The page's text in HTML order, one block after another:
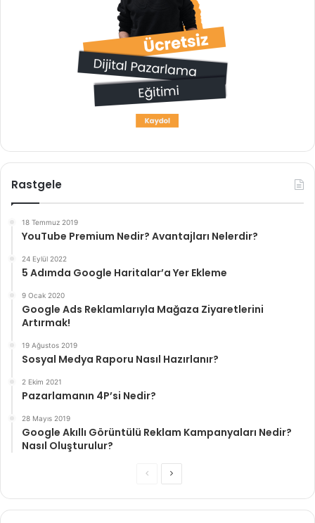
Rastgele
18 Temmuz 2019
YouTube Premium Nedir? Avantajları Nelerdir?
24 Eylül 2022
5 Adımda Google Haritalar’a Yer Ekleme
9 Ocak 2020
Google Ads Reklamlarıyla Mağaza Ziyaretlerini
Artırmak!
19 Ağustos 2019
Sosyal Medya Raporu Nasıl Hazırlanır?
2 Ekim 2021
Pazarlamanın 4P’si Nedir?
28 Mayıs 2019
Google Akıllı Görüntülü Reklam Kampanyaları Nedir?
Nasıl Oluşturulur?
ÖncekiSonraki